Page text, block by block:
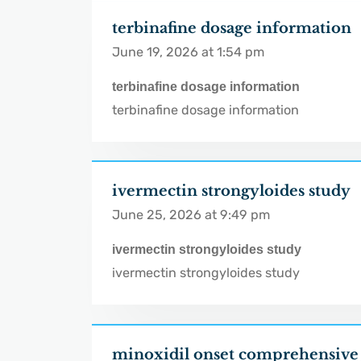
terbinafine dosage information
June 19, 2026 at 1:54 pm
terbinafine dosage information
terbinafine dosage information
ivermectin strongyloides study
June 25, 2026 at 9:49 pm
ivermectin strongyloides study
ivermectin strongyloides study
minoxidil onset comprehensive